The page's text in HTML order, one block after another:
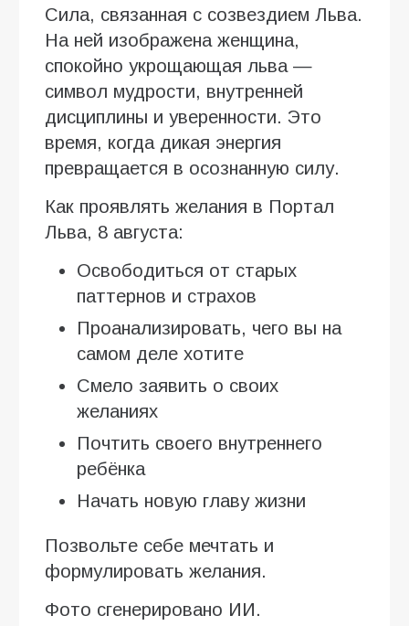
Сила, связанная с созвездием Льва.
На ней изображена женщина,
спокойно укрощающая льва —
символ мудрости, внутренней
дисциплины и уверенности. Это
время, когда дикая энергия
превращается в осознанную силу.
Как проявлять желания в Портал
Льва, 8 августа:
Освободиться от старых
паттернов и страхов
Проанализировать, чего вы на
самом деле хотите
Смело заявить о своих
желаниях
Почтить своего внутреннего
ребёнка
Начать новую главу жизни
Позвольте себе мечтать и
формулировать желания.
Фото сгенерировано ИИ.